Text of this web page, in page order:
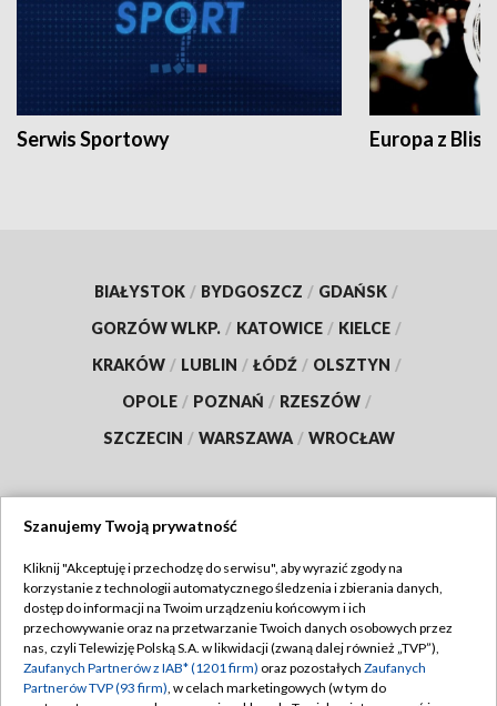
Serwis Sportowy Europa z
BIAŁYSTOK / BYDGOSZCZ / GDAŃSK /
GORZÓW WLKP. / KATOWICE / KIELCE /
KRAKÓW / LUBLIN / ŁÓDŹ / OLSZTYN /
OPOLE / POZNAŃ / RZESZÓW /
SZCZECIN / WARSZAWA / WROCŁAW
TVP
Abonament TVP
Emisja w TVP
Centrum informacji TVP
Regulamin TVP
Polityka prywatności
Szanujemy Twoją prywatność
Kliknij "Akceptuję i przechodzę do serwisu", aby wyrazić zgody na
korzystanie z technologii automatycznego śledzenia i zbierania danych,
dostęp do informacji na Twoim urządzeniu końcowym i ich
przechowywanie oraz na przetwarzanie Twoich danych osobowych przez
nas, czyli Telewizję Polską S.A. w likwidacji (zwaną dalej również „TVP”),
Zaufanych Partnerów z IAB* (1201 firm) oraz pozostałych Zaufanych
Partnerów TVP (93 firm), w celach marketingowych (w tym do